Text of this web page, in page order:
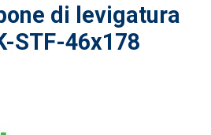
di levigatura
STF-46x178